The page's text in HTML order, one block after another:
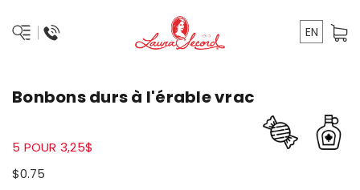
EN
Bonbons durs à l'érable vrac
5 POUR 3,25$
$0.75